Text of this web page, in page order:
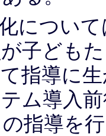
につい
子ども
指導に
ム導入
指導を